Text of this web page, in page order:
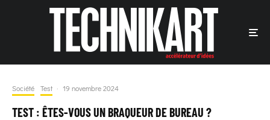
Société Test · 19 novembre 2024
TEST : ÊTES-VOUS UN BRAQUEUR DE BUREAU ?